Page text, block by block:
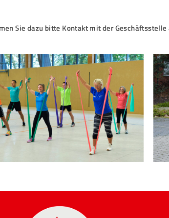
Sie dazu bitte Kontakt mit der Geschäftsstelle